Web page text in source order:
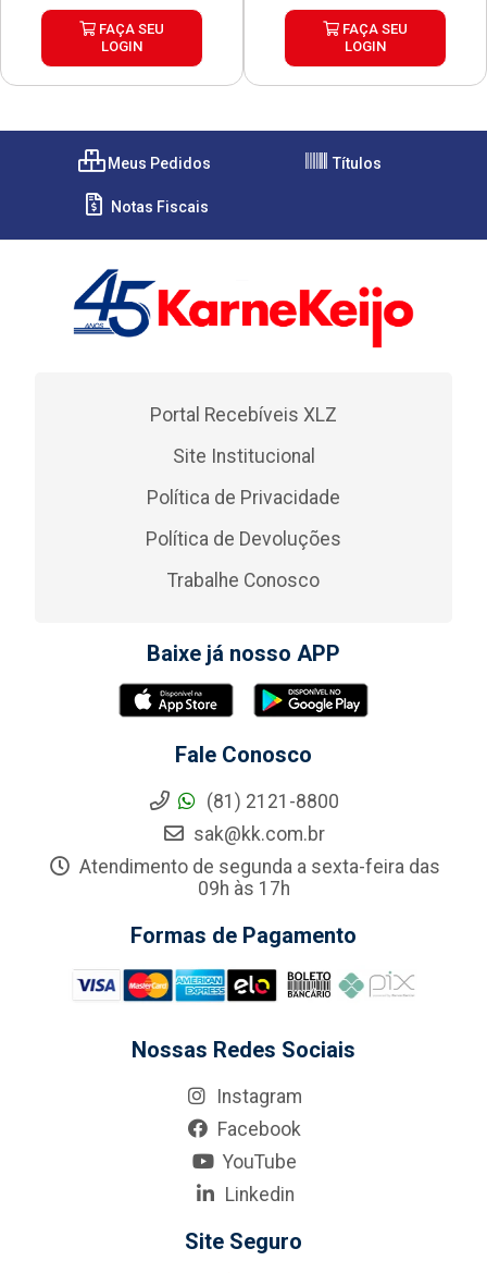
FAÇA SEU
LOGIN
FAÇA SEU
LOGIN
Meus Pedidos Títulos
Notas Fiscais
Portal Recebíveis XLZ
Site Institucional
Política de Privacidade
Política de Devoluções
Trabalhe Conosco
Baixe já nosso APP
Fale Conosco
(81) 2121-8800
sak@kk.com.br
Atendimento de segunda a sexta-feira das
09h às 17h
Formas de Pagamento
Nossas Redes Sociais
Instagram
Facebook
YouTube
Linkedin
Site Seguro